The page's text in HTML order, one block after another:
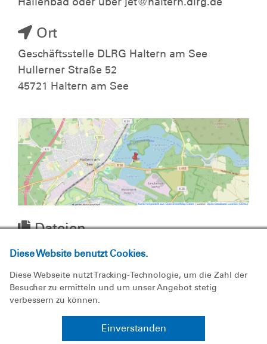
Ort
Geschäftsstelle DLRG Haltern am See
Hullerner Straße 52
45721 Haltern am See
Dateien
Anfahrtsbeschreibung
Diese Website benutzt Cookies.
Diese Webseite nutzt Tracking-Technologie, um die Zahl der
Besucher zu ermitteln und um unser Angebot stetig
verbessern zu können.
Einverstanden